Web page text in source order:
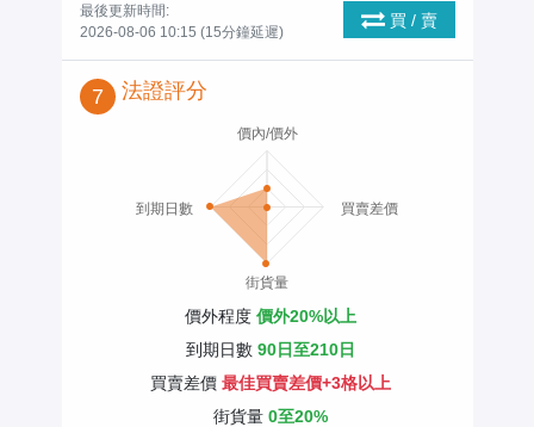
最後更新時間:
2026-08-06 10:15 (15分鐘延遲)
買 / 賣
7 法證評分
價內/價外
買賣差價
街貨量
到期日數
價外程度 價外20%以上
到期日數 90日至210日
買賣差價 最佳買賣差價+3格以上
街貨量 0至20%